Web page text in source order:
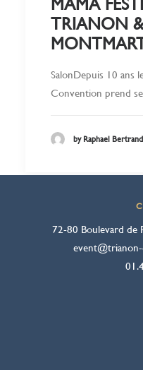
TRIANON &
SalonDepuis 10 ans
Convention prend
by Raphael Bertrand
72-80 Boulevard de